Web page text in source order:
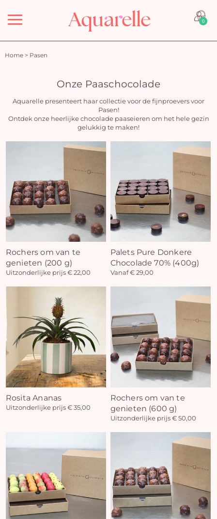
Menu 0
Home > Pasen
Onze Paaschocolade
Aquarelle presenteert haar collectie voor de fijnproevers voor
Pasen!
Ontdek onze heerlijke chocolade paaseieren om het hele gezin
gelukkig te maken!
Rochers om van te
genieten (200 g)
Uitzonderlijke prijs € 22,00
Palets Pure Donkere
Chocolade 70% (400g)
Vanaf € 29,00
Rosita Ananas
Uitzonderlijke prijs € 35,00
Rochers om van te
genieten (600 g)
Uitzonderlijke prijs € 50,00